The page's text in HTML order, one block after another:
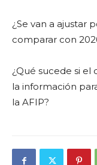
¿Se van a ajustar
comparar con
¿Qué sucede si
la información
la AFIP?